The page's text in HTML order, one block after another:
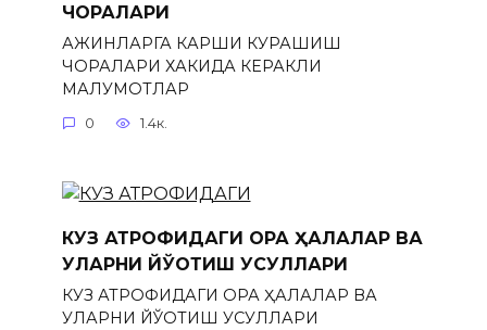
ЧОРАЛАРИ
АЖИНЛАРГА КАРШИ КУРАШИШ
ЧОРАЛАРИ ХАКИДА КЕРАКЛИ
МАЛУМОТЛАР
0 1.4к.
КУЗ АТРОФИДАГИ ҚОРА ҲАЛҚАЛАР ВА
УЛАРНИ ЙЎҚОТИШ УСУЛЛАРИ
КУЗ АТРОФИДАГИ ҚОРА ҲАЛҚАЛАР ВА
УЛАРНИ ЙЎҚОТИШ УСУЛЛАРИ